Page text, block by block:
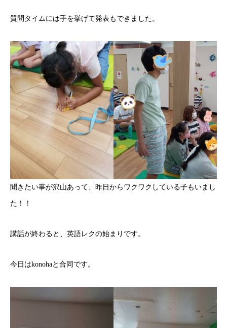
質問タイムには手を挙げて発表もできました。
聞きたい事が沢山あって、昨日からワクワクしている子もいまし
た！！
講話が終わると、英語レクの始まりです。
今日はkonohaと合同です。